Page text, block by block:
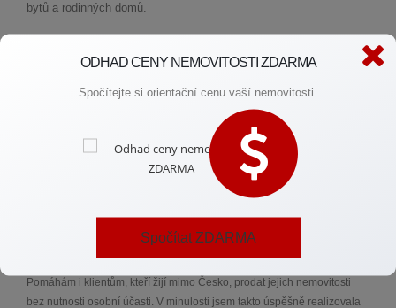
bytů a rodinných domů.
Stavební pozemek je stále zajímavou investiční příležitostí, řada
rodin vyhledává dnes pozemky ke koupi s plánem prodeje až za
desítky let.
Autor
Miroslava Weinfurterová
stresu. Postarám se o celý proces od A do Z, ať už kupujete, nebo
Pomáhám i klientům, kteří žijí mimo Česko, prodat jejich nemovitosti
bez nutnosti osobní účasti. V minulosti jsem takto úspěšně realizovala
ODHAD CENY NEMOVITOSTI ZDARMA
Spočítejte si orientační cenu vaší nemovitosti.
Spočítat ZDARMA